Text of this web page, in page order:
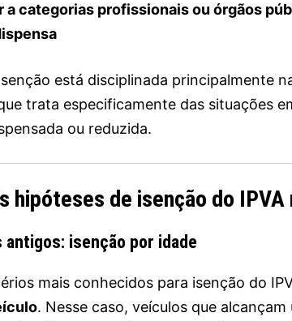
a categorias profissionais ou órgãos
está disciplinada principalmente
trata especificamente das situações
ou reduzida.
hipóteses de isenção do IPVA
antigos: isenção por idade
mais conhecidos para isenção do
. Nesse caso, veículos que